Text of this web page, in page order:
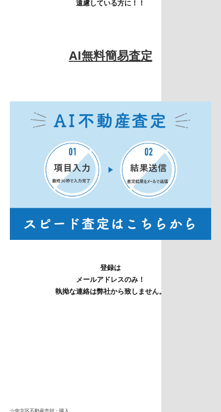
遠慮している方に！！
AI無料簡易査定
登録は
メールアドレスのみ！
執拗な連絡は弊社から致しません。
☆中京区不動産売却・購入、